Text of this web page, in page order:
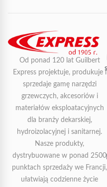
Od ponad 120 lat Guilbert
Express projektuje, produkuje i
sprzedaje gamę narzędzi
grzewczych, akcesoriów i
materiałów eksploatacyjnych
dla branży dekarskiej,
hydroizolacyjnej i sanitarnej.
Nasze produkty,
dystrybuowane w ponad 2500
punktach sprzedaży we Francji,
ułatwiają codzienne życie